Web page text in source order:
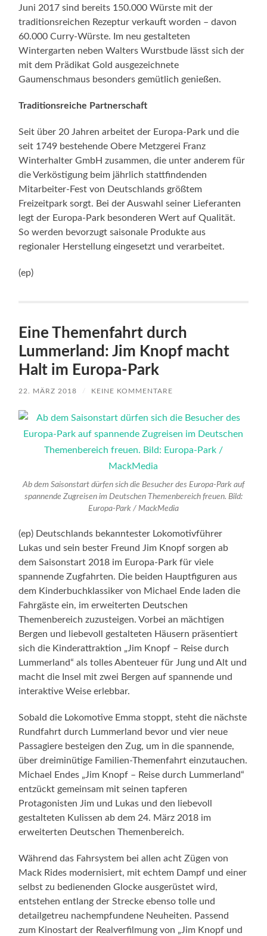
Juni 2017 sind bereits 150.000 Würste mit der
traditionsreichen Rezeptur verkauft worden – davon
60.000 Curry-Würste. Im neu gestalteten
Wintergarten neben Walters Wurstbude lässt sich der
mit dem Prädikat Gold ausgezeichnete
Gaumenschmaus besonders gemütlich genießen.
Traditionsreiche Partnerschaft
Seit über 20 Jahren arbeitet der Europa-Park und die
seit 1749 bestehende Obere Metzgerei Franz
Winterhalter GmbH zusammen, die unter anderem für
die Verköstigung beim jährlich stattfindenden
Mitarbeiter-Fest von Deutschlands größtem
Freizeitpark sorgt. Bei der Auswahl seiner Lieferanten
legt der Europa-Park besonderen Wert auf Qualität.
So werden bevorzugt saisonale Produkte aus
regionaler Herstellung eingesetzt und verarbeitet.
(ep)
Eine Themenfahrt durch
Lummerland: Jim Knopf macht
Halt im Europa-Park
22. MÄRZ 2018 / KEINE KOMMENTARE
Ab dem Saisonstart dürfen sich die Besucher des Europa-Park auf
spannende Zugreisen im Deutschen Themenbereich freuen. Bild:
Europa-Park / MackMedia
(ep) Deutschlands bekanntester Lokomotivführer
Lukas und sein bester Freund Jim Knopf sorgen ab
dem Saisonstart 2018 im Europa-Park für viele
spannende Zugfahrten. Die beiden Hauptfiguren aus
dem Kinderbuchklassiker von Michael Ende laden die
Fahrgäste ein, im erweiterten Deutschen
Themenbereich zuzusteigen. Vorbei an mächtigen
Bergen und liebevoll gestalteten Häusern präsentiert
sich die Kinderattraktion „Jim Knopf – Reise durch
Lummerland“ als tolles Abenteuer für Jung und Alt und
macht die Insel mit zwei Bergen auf spannende und
interaktive Weise erlebbar.
Sobald die Lokomotive Emma stoppt, steht die nächste
Rundfahrt durch Lummerland bevor und vier neue
Passagiere besteigen den Zug, um in die spannende,
über dreiminütige Familien-Themenfahrt einzutauchen.
Michael Endes „Jim Knopf – Reise durch Lummerland“
entzückt gemeinsam mit seinen tapferen
Protagonisten Jim und Lukas und den liebevoll
gestalteten Kulissen ab dem 24. März 2018 im
erweiterten Deutschen Themenbereich.
Während das Fahrsystem bei allen acht Zügen von
Mack Rides modernisiert, mit echtem Dampf und einer
selbst zu bedienenden Glocke ausgerüstet wird,
entstehen entlang der Strecke ebenso tolle und
detailgetreu nachempfundene Neuheiten. Passend
zum Kinostart der Realverfilmung von „Jim Knopf und